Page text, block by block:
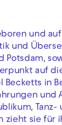
und
und
Potsdam,
auf
Becketts in
und
Tanz-
zieht sie für